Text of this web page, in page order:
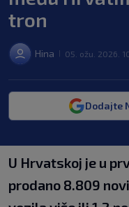
tron
Hina 05. ožu. 2026.
Dodajte
U Hrvatskoj je u
prodano 8.809